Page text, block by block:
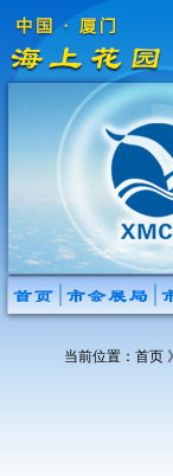
当前位置： 首页